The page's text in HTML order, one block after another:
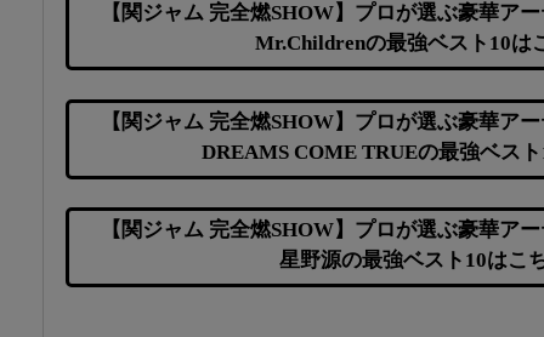
【関ジャム 完全燃SHOW】プロが選ぶ豪華ア
Mr.Childrenの最強ベスト10は
【関ジャム 完全燃SHOW】プロが選ぶ豪華ア
DREAMS COME TRUEの最強ベス
【関ジャム 完全燃SHOW】プロが選ぶ豪華ア
星野源の最強ベスト10はこ